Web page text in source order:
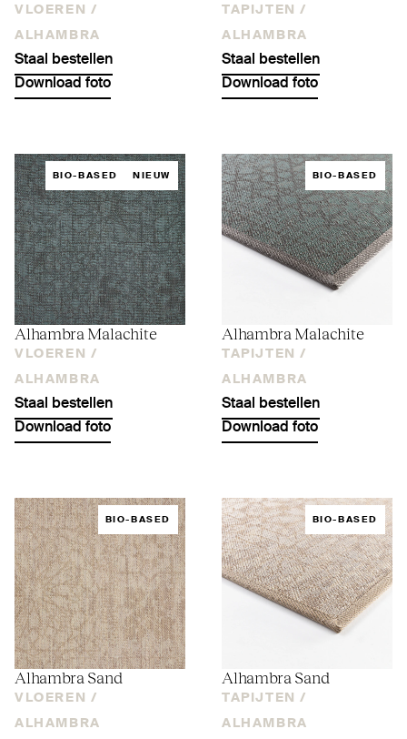
VLOEREN /
ALHAMBRA
Staal bestellen
Download foto
TAPIJTEN /
ALHAMBRA
Staal bestellen
Download foto
BIO-BASED NIEUW
Alhambra Malachite
VLOEREN /
ALHAMBRA
Staal bestellen
Download foto
BIO-BASED
Alhambra Malachite
TAPIJTEN /
ALHAMBRA
Staal bestellen
Download foto
BIO-BASED
Alhambra Sand
VLOEREN /
ALHAMBRA
BIO-BASED
Alhambra Sand
TAPIJTEN /
ALHAMBRA